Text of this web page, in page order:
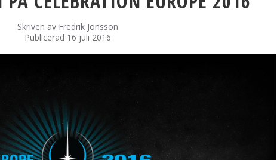
Skriven av Fredrik Jonsson
Publicerad 16 juli 2016